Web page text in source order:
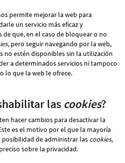
permite mejorar la web para
un servicio más eficaz y
que, en el caso de bloquear o no
, pero seguir navegando por la web,
no estén disponibles sin la utilización
a determinados servicios ni tampoco
lo que la web le ofrece.
las cookies?
hacer cambios para desactivar la
es el motivo por el que la mayoría
de administrar las cookies,
sobre la privacidad.